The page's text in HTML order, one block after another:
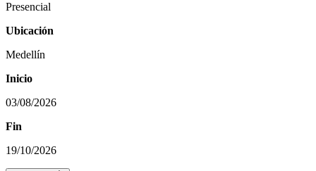
Presencial
Ubicación
Medellín
Inicio
03/08/2026
Fin
19/10/2026